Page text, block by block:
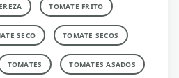
TOMATE FRITO
SECO TOMATE SECOS
TOMATES TOMATES ASADOS